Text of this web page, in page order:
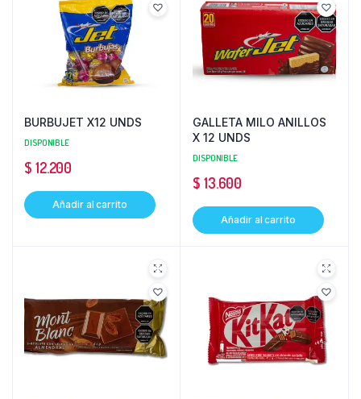
BURBUJET X12 UNDS
DISPONIBLE
$ 12.200
Añadir al carrito
GALLETA MILO ANILLOS
X 12 UNDS
DISPONIBLE
$ 13.600
Añadir al carrito